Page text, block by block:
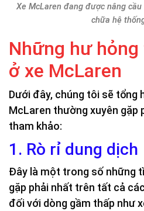
Xe McLaren đang được nâng
chữa hệ
Những hư
ở xe McLaren
Dưới đây, chúng tôi sẽ tổng
McLaren thường xuyên gặp
tham khảo:
1. Rò rỉ dung dịch
Đây là một trong số những
gặp phải nhất trên tất cả
đối với dòng gầm thấp như